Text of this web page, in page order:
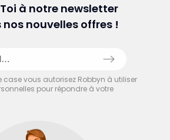
à notre newsletter
nos nouvelles offres !
case vous autorisez Robbyn à utiliser
pour répondre à votre